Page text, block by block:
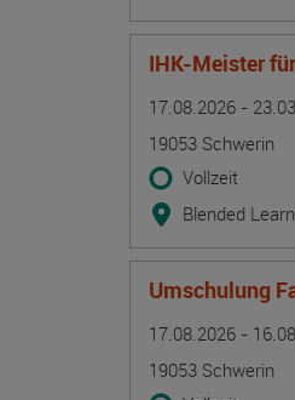
IHK-Meister
17.08.2026 -
19053 Schwerin
Vollzeit
Blended
Umschulung
17.08.2026 -
19053 Schwerin